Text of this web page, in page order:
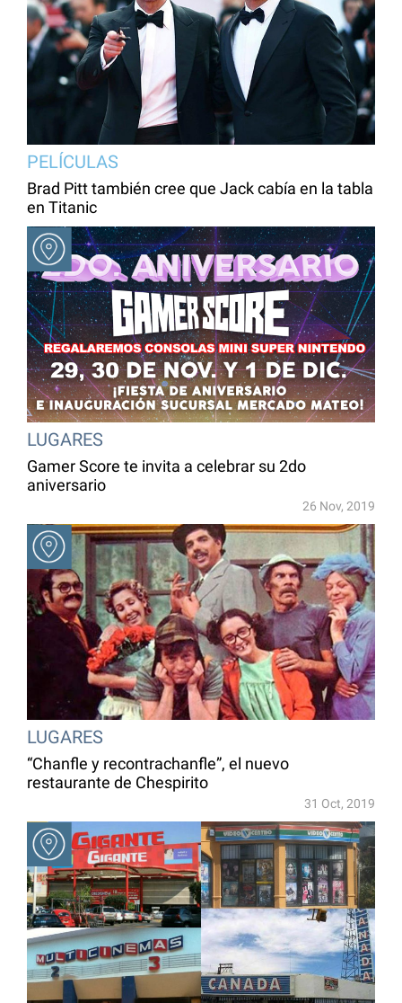
PELÍCULAS
Brad Pitt también cree que Jack cabía en la tabla
en Titanic
LUGARES
Gamer Score te invita a celebrar su 2do
aniversario
26 Nov, 2019
LUGARES
“Chanfle y recontrachanfle”, el nuevo
restaurante de Chespirito
31 Oct, 2019